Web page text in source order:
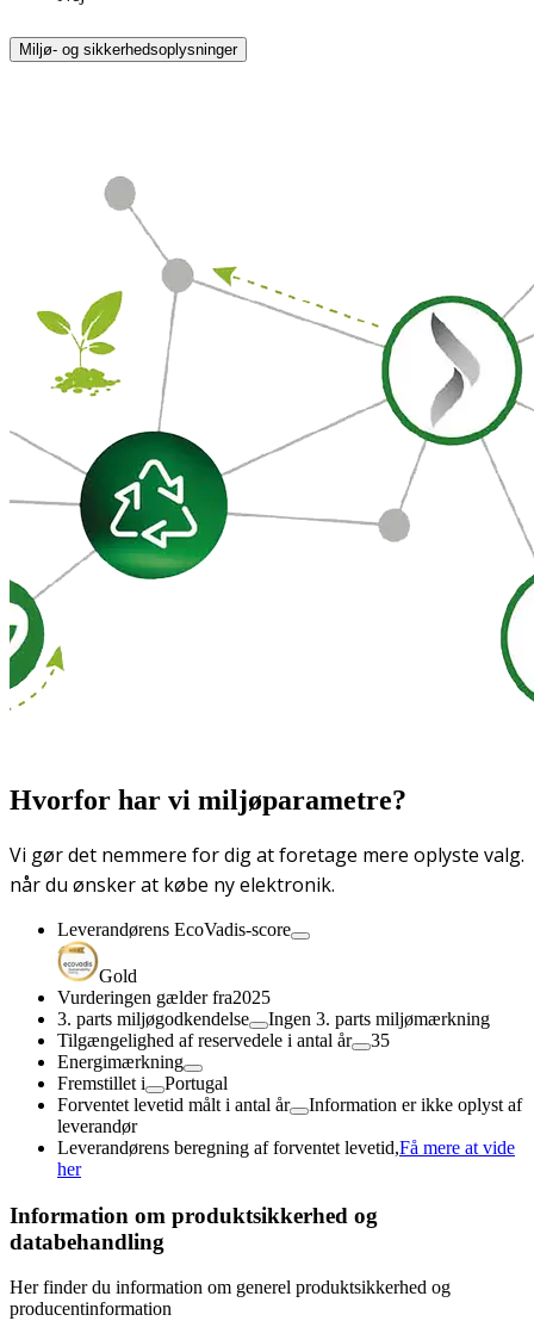
Miljø- og sikkerhedsoplysninger
Hvorfor har vi miljøparametre?
Vi gør det nemmere for dig at foretage mere oplyste valg.
når du ønsker at købe ny elektronik.
Leverandørens EcoVadis-score
Gold
Vurderingen gælder fra2025
3. parts miljøgodkendelse
Ingen 3. parts miljømærkning
Tilgængelighed af reservedele i antal år
35
Energimærkning
Fremstillet i
Portugal
Forventet levetid målt i antal år
Information er ikke oplyst af
leverandør
Leverandørens beregning af forventet levetid,Få mere at vide
her
Information om produktsikkerhed og
databehandling
Her finder du information om generel produktsikkerhed og
producentinformation